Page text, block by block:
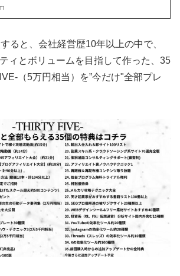
ると、会社経営歴10年以上の中で、
ィとボリュームを目指して作った、35
（5万円相当）を”今だけ"全部プレ